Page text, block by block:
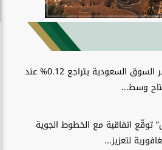
مؤشر السوق السعودية يتراجع 0.12% عند
وسط...
توقّع اتفاقية مع الخطوط الجوية
لتعزيز...